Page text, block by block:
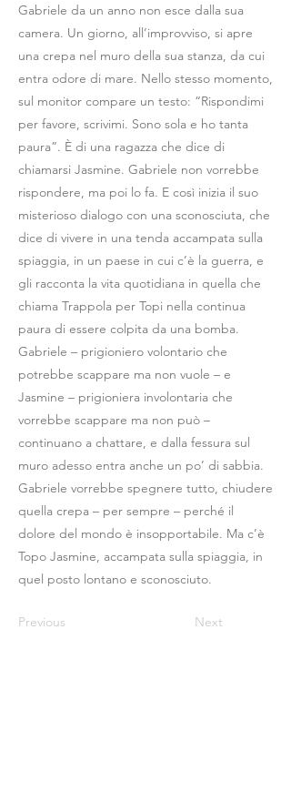
Gabriele da un anno non esce dalla sua
camera. Un giorno, all’improvviso, si apre
una crepa nel muro della sua stanza, da cui
entra odore di mare. Nello stesso momento,
sul monitor compare un testo: “Rispondimi
per favore, scrivimi. Sono sola e ho tanta
paura”. È di una ragazza che dice di
chiamarsi Jasmine. Gabriele non vorrebbe
rispondere, ma poi lo fa. E così inizia il suo
misterioso dialogo con una sconosciuta, che
dice di vivere in una tenda accampata sulla
spiaggia, in un paese in cui c’è la guerra, e
gli racconta la vita quotidiana in quella che
chiama Trappola per Topi nella continua
paura di essere colpita da una bomba.
Gabriele – prigioniero volontario che
potrebbe scappare ma non vuole – e
Jasmine – prigioniera involontaria che
vorrebbe scappare ma non può –
continuano a chattare, e dalla fessura sul
muro adesso entra anche un po’ di sabbia.
Gabriele vorrebbe spegnere tutto, chiudere
quella crepa – per sempre – perché il
dolore del mondo è insopportabile. Ma c’è
Topo Jasmine, accampata sulla spiaggia, in
quel posto lontano e sconosciuto.
Previous Next